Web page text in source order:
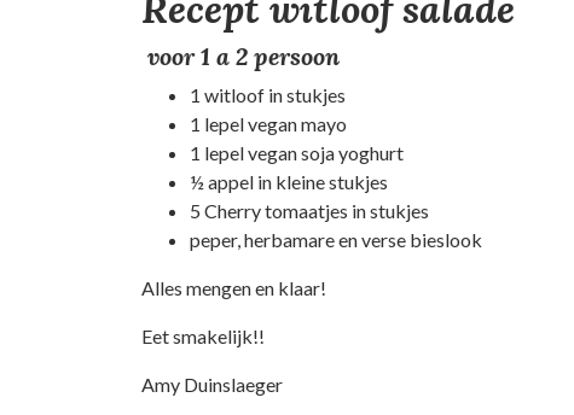
voor 1 a 2 persoon
1 witloof in stukjes
1 lepel vegan mayo
1 lepel vegan soja yoghurt
½ appel in kleine stukjes
5 Cherry tomaatjes in stukjes
peper, herbamare en verse bieslook
Alles mengen en klaar!
Eet smakelijk!!
Amy Duinslaeger